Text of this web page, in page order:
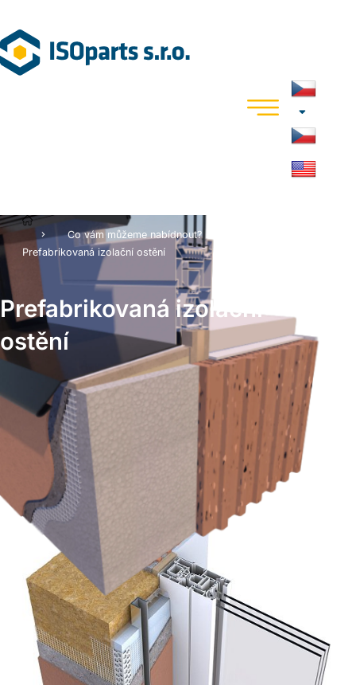
Co vám můžeme nabídnout?
Prefabrikovaná izolační ostění
Prefabrikovaná izolační
ostění